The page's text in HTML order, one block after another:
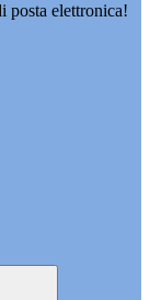
posta elettronica!